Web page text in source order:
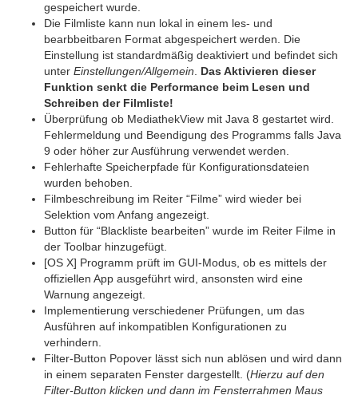
gespeichert wurde.
Die Filmliste kann nun lokal in einem les- und
bearbbeitbaren Format abgespeichert werden. Die
Einstellung ist standardmäßig deaktiviert und befindet sich
unter Einstellungen/Allgemein
Das Aktivieren dieser
Funktion senkt die Performance beim Lesen und
Schreiben der Filmliste!
Überprüfung ob MediathekView mit Java 8 gestartet wird.
Fehlermeldung und Beendigung des Programms falls Java
9 oder höher zur Ausführung verwendet werden.
Fehlerhafte Speicherpfade für Konfigurationsdateien
wurden behoben.
Filmbeschreibung im Reiter “Filme” wird wieder bei
Selektion vom Anfang angezeigt.
Button für “Blackliste bearbeiten” wurde im Reiter Filme in
der Toolbar hinzugefügt.
[OS X] Programm prüft im GUI-Modus, ob es mittels der
offiziellen App ausgeführt wird, ansonsten wird eine
Warnung angezeigt.
Implementierung verschiedener Prüfungen, um das
Ausführen auf inkompatiblen Konfigurationen zu
verhindern.
Filter-Button Popover lässt sich nun ablösen und wird dann
in einem separaten Fenster dargestellt. (Hierzu auf den
Filter-Button klicken und dann im Fensterrahmen Maus